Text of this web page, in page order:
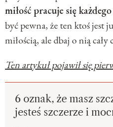
miłość pracuje się
być pewna, że ten ktoś jest
miłością, ale dbaj o nią cały
Ten artykuł pojawił się
6 oznak, że masz
jesteś szczerze i